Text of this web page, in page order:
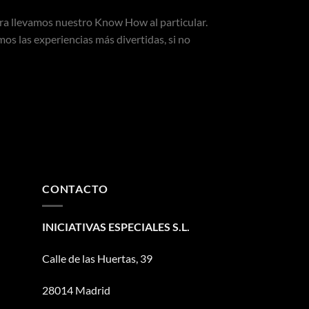
llevamos nuestro Know How al particular.
las experiencias más divertidas, si no
CONTACTO
INICIATIVAS ESPECIALES S.L.
Calle de las Huertas, 39
28014 Madrid